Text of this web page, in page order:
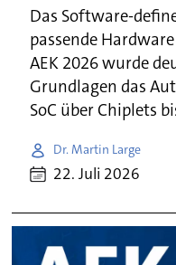
Das Software-
passende
AEK 2026 wurde
Grundlagen das
SoC über Chiplets
Dr. Martin Large
22. Juli 2026